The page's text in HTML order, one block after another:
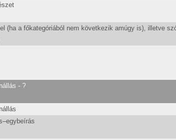
(ha a főkategóriából nem következik amúgy is), illetve
- ?